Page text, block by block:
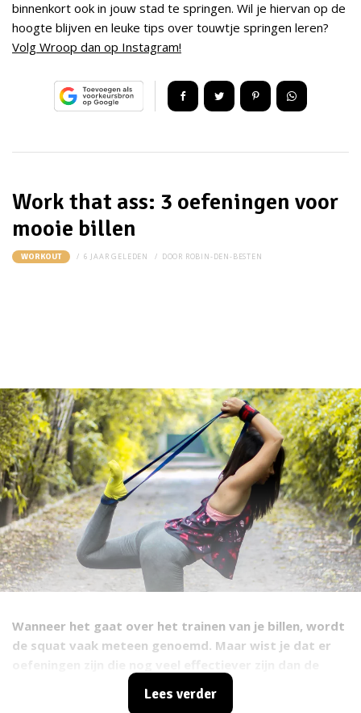
binnenkort ook in jouw stad te springen. Wil je hiervan op de
hoogte blijven en leuke tips over touwtje springen leren?
Volg Wroop dan op Instagram!
Work that ass: 3 oefeningen voor
mooie billen
WORKOUT 6 JAAR GELEDEN DOOR ROBIN-DEN-BESTEN
Wanneer het gaat over het trainen van je billen, wordt
de squat vaak meteen genoemd. Maar wist je dat er
squat? Je legt op deze manier nog meer focus op je
billen en traint soms tegelijkertijd ook andere
Lees verder